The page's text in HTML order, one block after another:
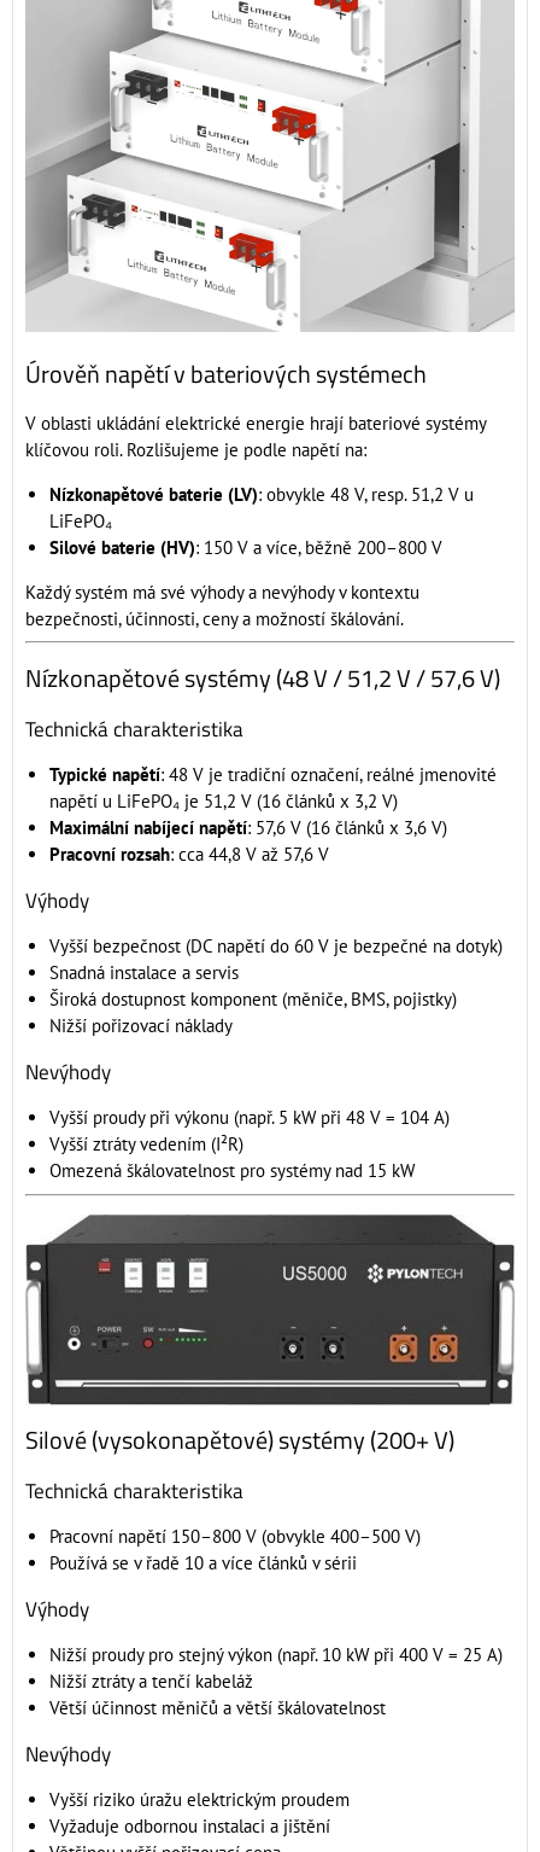
Úrověň napětí v bateriových systémech
V oblasti ukládání elektrické energie hrají bateriové systémy
klíčovou roli. Rozlišujeme je podle napětí na:
Nízkonapětové baterie (LV): obvykle 48 V, resp. 51,2 V u
LiFePO₄
Silové baterie (HV): 150 V a více, běžně 200–800 V
Každý systém má své výhody a nevýhody v kontextu
bezpečnosti, účinnosti, ceny a možností škálování.
Nízkonapětové systémy (48 V / 51,2 V / 57,6 V)
Technická charakteristika
Typické napětí: 48 V je tradiční označení, reálné jmenovité
napětí u LiFePO₄ je 51,2 V (16 článků x 3,2 V)
Maximální nabíjecí napětí: 57,6 V (16 článků x 3,6 V)
Pracovní rozsah: cca 44,8 V až 57,6 V
Výhody
Vyšší bezpečnost (DC napětí do 60 V je bezpečné na dotyk)
Snadná instalace a servis
Široká dostupnost komponent (měniče, BMS, pojistky)
Nižší pořizovací náklady
Nevýhody
Vyšší proudy při výkonu (např. 5 kW při 48 V = 104 A)
Vyšší ztráty vedením (I²R)
Omezená škálovatelnost pro systémy nad 15 kW
Silové (vysokonapětové) systémy (200+ V)
Technická charakteristika
Pracovní napětí 150–800 V (obvykle 400–500 V)
Používá se v řadě 10 a více článků v sérii
Výhody
Nižší proudy pro stejný výkon (např. 10 kW při 400 V = 25 A)
Nižší ztráty a tenčí kabeláž
Větší účinnost měničů a větší škálovatelnost
Nevýhody
Vyšší riziko úražu elektrickým proudem
Vyžaduje odbornou instalaci a jištění